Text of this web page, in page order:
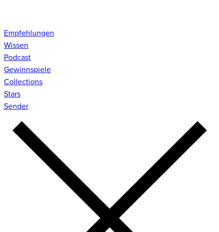
Empfehlungen
Wissen
Podcast
Gewinnspiele
Collections
Stars
Sender